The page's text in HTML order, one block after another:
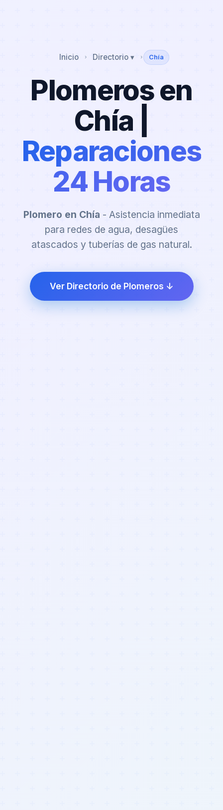
Inicio › Directorio ▾ › Chía
Plomeros en
Chía |
Reparaciones
24 Horas
Plomero en Chía - Asistencia inmediata
para redes de agua, desagües
atascados y tuberías de gas natural.
Ver Directorio de Plomeros ↓